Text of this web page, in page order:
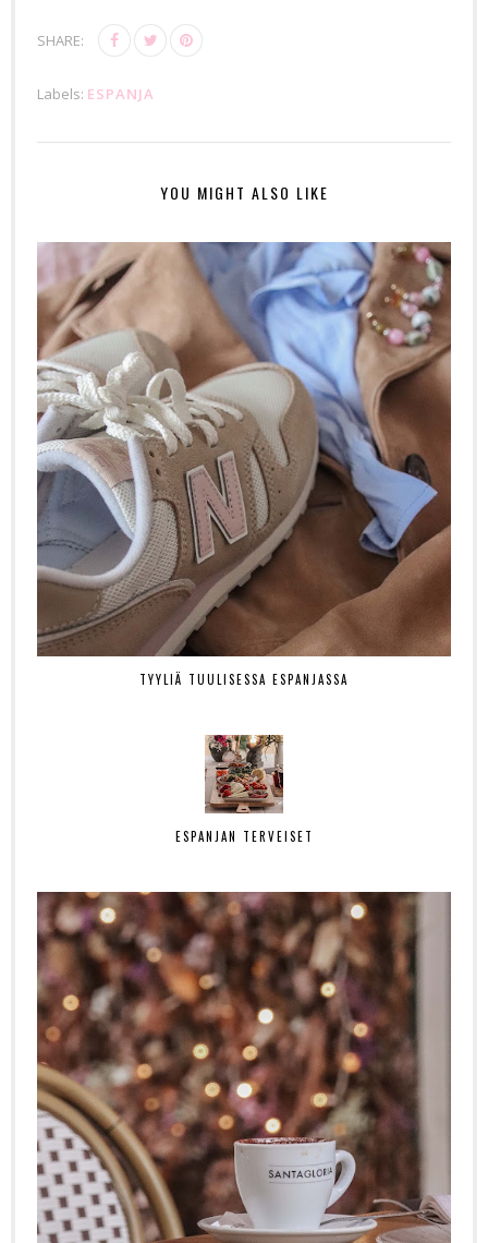
SHARE:
Labels: ESPANJA
YOU MIGHT ALSO LIKE
TYYLIÄ TUULISESSA ESPANJASSA
ESPANJAN TERVEISET